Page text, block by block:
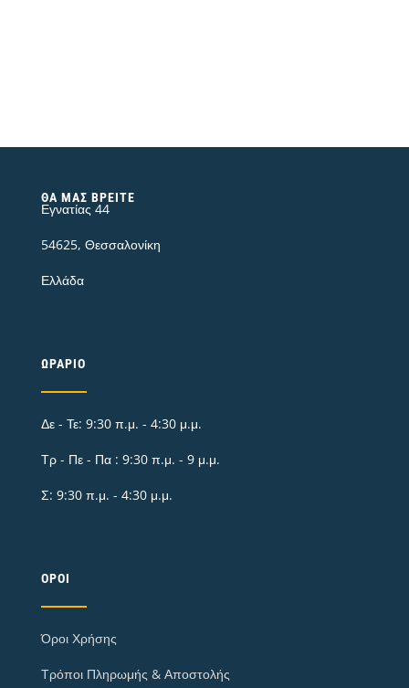
ΘΑ ΜΑΣ ΒΡΕΊΤΕ
Εγνατίας 44
54625, Θεσσαλονίκη
Ελλάδα
ΩΡΆΡΙΟ
Δε - Τε: 9:30 π.μ. - 4:30 μ.μ.
Τρ - Πε - Πα : 9:30 π.μ. - 9 μ.μ.
Σ: 9:30 π.μ. - 4:30 μ.μ.
ΌΡΟΙ
Όροι Χρήσης
Τρόποι Πληρωμής & Αποστολής